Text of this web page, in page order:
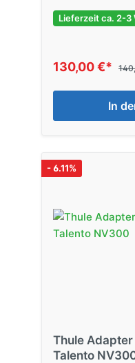
Lieferzeit ca. 2-3
130,00 €*
In
- 6.11%
Thule
Talento